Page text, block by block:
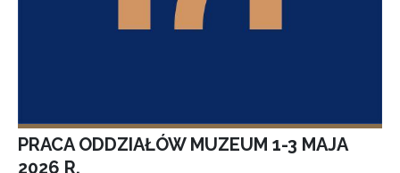
PRACA ODDZIAŁÓW MUZEUM 1-3 MAJA
2026 R.